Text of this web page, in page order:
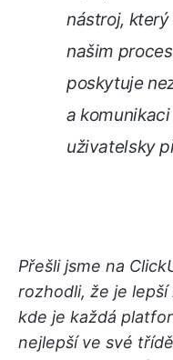
nástroj,
našim
poskytuje
a
uživatelsky
Přešli jsme na
rozhodli, že je
kde je každá
nejlepší ve své